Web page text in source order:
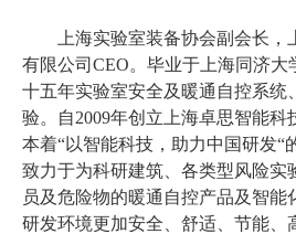
上海实验室装备协会副会长
有限公司CEO。毕业于上海同济大
十五年实验室安全及暖通自控系统
验。自2009年创立上海卓思智能科
本着“以智能科技，助力中国研发“
致力于为科研建筑、各类型风险实
员及危险物的暖通自控产品及智能
研发环境更加安全、舒适、节能、